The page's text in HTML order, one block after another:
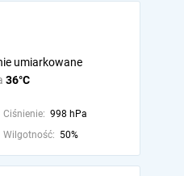
36°C
umiarkowane
Ciśnienie: 998 hPa
Wilgotność: 50%